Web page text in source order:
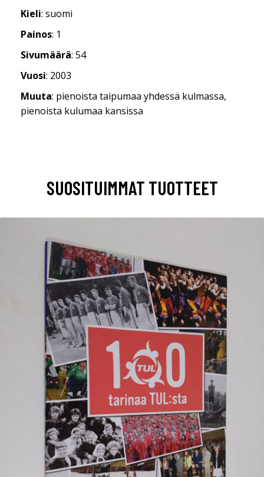
Kieli: suomi
Painos: 1
Sivumäärä: 54
Vuosi: 2003
Muuta: pienoista taipumaa yhdessä kulmassa,
pienoista kulumaa kansissa
SUOSITUIMMAT TUOTTEET